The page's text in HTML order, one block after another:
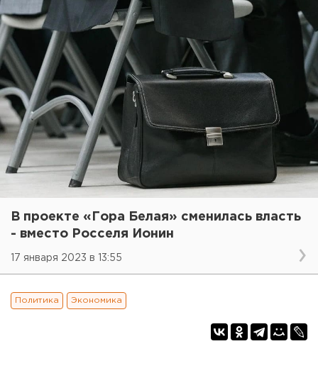
В проекте «Гора Белая» сменилась власть
- вместо Росселя Ионин
17 января 2023 в 13:55
Политика Экономика